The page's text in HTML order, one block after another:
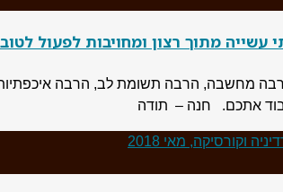
מתוך רצון ומחויבות לפעול לטובת
מחשבה, הרבה תשומת לב, הרבה איכפתיות,
אתכם. חנה – תודה